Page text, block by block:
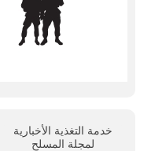
خدمة التغذية الأخبارية
لمجلة المسلح